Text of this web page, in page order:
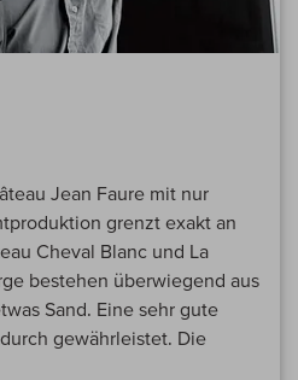
Jean Faure mit nur
grenzt exakt an
Cheval Blanc und La
bestehen überwiegend aus
Sand. Eine sehr gute
gewährleistet. Die